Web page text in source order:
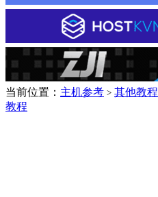
当前位置： 主机参考 > 其他教程
教程